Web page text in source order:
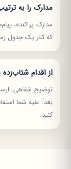
مدارک را به
مدارک پراکنده،
که کنار یک جدول
از اقدام شتاب‌زده
توضیح شفاهی،
بعداً علیه شما
کنید.